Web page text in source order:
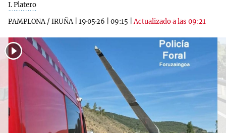
I. Platero
PAMPLONA / IRUÑA| 19·05·26 09:15 |Actualizado a las 09:21